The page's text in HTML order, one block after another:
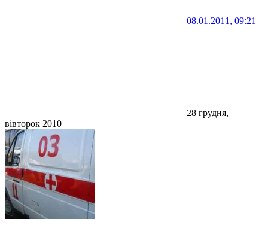
08.01.2011, 09:21
28 грудня,
вівторок 2010